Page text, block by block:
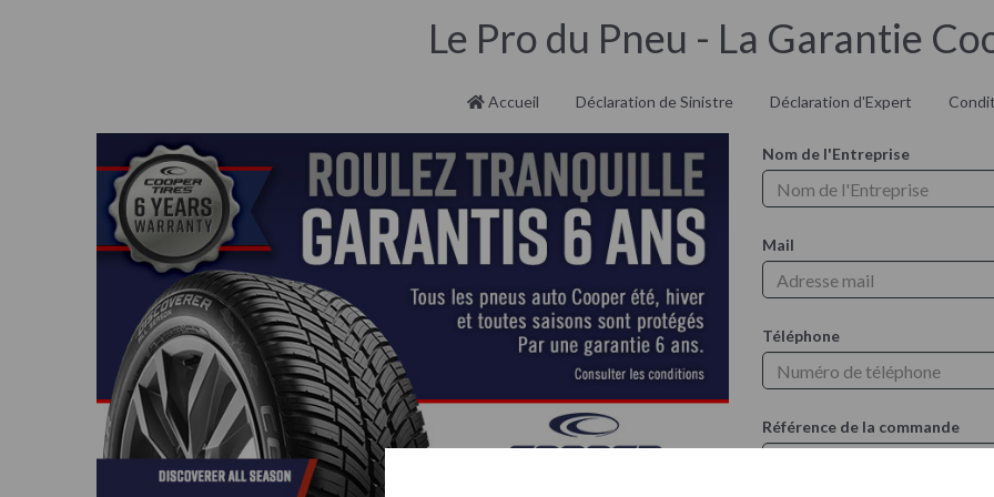
Le Pro du Pneu - La Garantie
Accueil Déclaration de Sinistre Déclaration d'Expert
Nom de l'Entreprise
Mail
Téléphone
Référence de la commande